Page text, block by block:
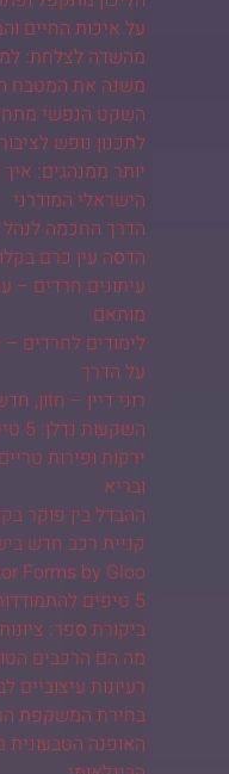
על איכות החיים
מהשדה לצלחת:
משנה את המטבח
השקט הנפשי
לתכנון נופש
יותר ממנהגים:
הישראלי המודרני
הדרך החכמה לנהל
הדסה עין כרם
עיתונים חרדים –
מותאם
לימודים לחרדים
על הדרך
רוני דיין – חזון,
השקעות נדלן: 5 טיפים לרוכש המתחיל
ירקות ופירות
ובריא
ההבדל בין פוקר
קניית רכב חדש
Forms by Gloo.
5 טיפים להתמודדות עם משבר בזוגיות
ביקורת ספר:
מה הם הרכבים
רעיונות
בחירת המשקפת
האופנה הטבעונית